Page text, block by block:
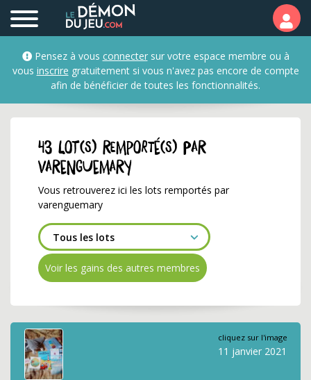
Les lots remportés par
Pensez à vous connectersur votre espace membre ou à
vous inscrire gratuitement si vous n'avez pas encore de compte
afin de bénéficier de toutes les fonctionnalités.
43 lot(s) remporté(s) par
varenguemary
Vous retrouverez ici les lots remportés par
varenguemary
Voir les gains des autres membres
cliquez sur l'image
11 janvier 2021